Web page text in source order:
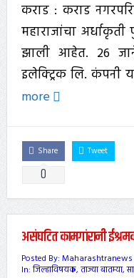
कराड : कराड
महाराजांचा
झाली आहेत. 26
इलेक्ट्रिक लि. कंपनी
more
Share
0
Tweet
असंघटित कामगांरानी
Posted By: Maharashtranews
In:जिल्हाविषयक, ताज्या बातम्या,